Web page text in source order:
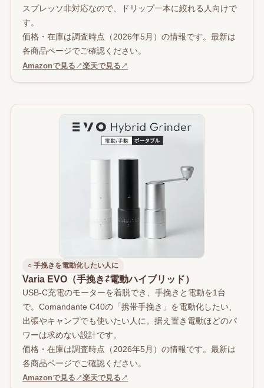
スプレッソ非対応なので、ドリップ一本に絞れる人向けで
す。
価格・在庫は調査時点（2026年5月）の情報です。最新は
各商品ページでご確認ください。
Amazonで見る ↗楽天で見る ↗
○ 手挽きを電動化したい人に
Varia EVO（手挽き⇄電動ハイブリッド）
USB-C充電のモーターを着脱でき、手挽きと電動を1台
で。Comandante C40の「携帯手挽き」を電動化したい、
出張やキャンプでも使いたい人に。据え置き電動ほどのパ
ワーは求めない設計です。
価格・在庫は調査時点（2026年5月）の情報です。最新は
各商品ページでご確認ください。
Amazonで見る ↗楽天で見る ↗